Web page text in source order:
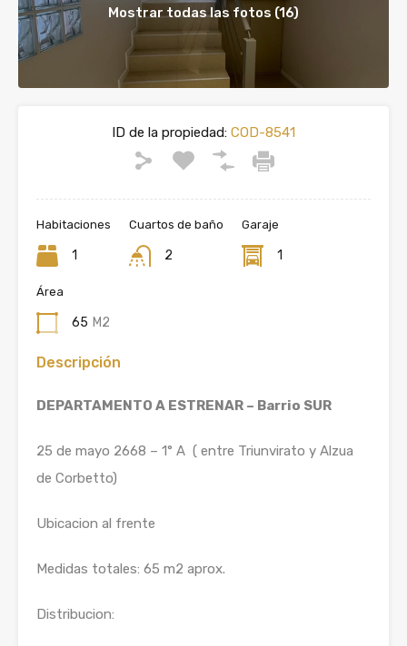
Mostrar todas las fotos (16)
ID de la propiedad: COD-8541
Habitaciones
1
Cuartos de baño
2
Garaje
1
Área
65 M2
Descripción
DEPARTAMENTO A ESTRENAR – Barrio SUR
25 de mayo 2668 – 1° A ( entre Triunvirato y Alzua
de Corbetto)
Ubicacion al frente
Medidas totales: 65 m2 aprox.
Distribucion: